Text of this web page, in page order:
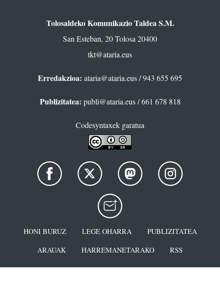
Tolosaldeko Komunikazio Taldea S.M.
San Esteban, 20 Tolosa 20400
tkt@ataria.eus
Erredakzioa: ataria@ataria.eus/ 943 655 695
Publizitatea: publi@ataria.eus/ 661 678 818
Codesyntaxek garatua
HONI BURUZ LEGE OHARRA
PUBLIZITATEA
ARAUAK
HARREMANETARAKO RSS